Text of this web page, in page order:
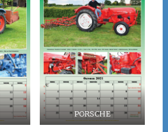
PORSCHE